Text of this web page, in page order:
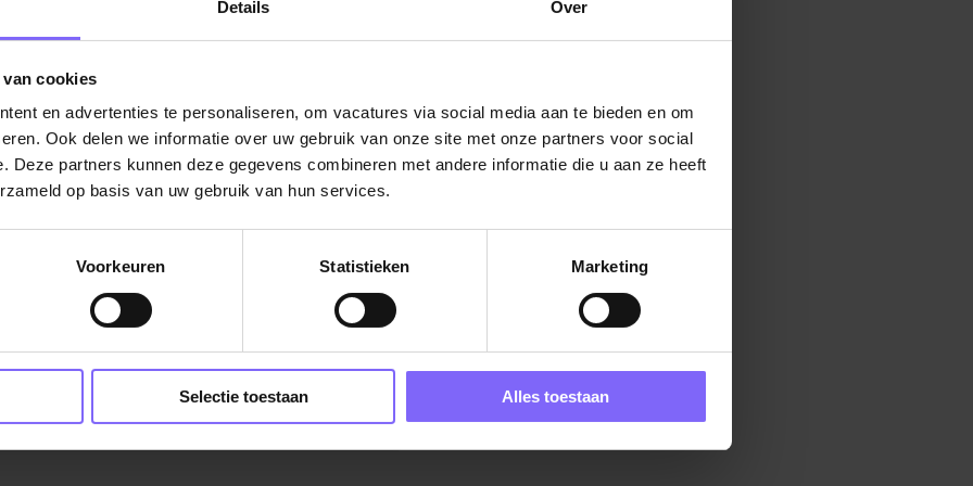
Details Over
cookies
en advertenties te personaliseren, om vacatures via social media aan te bieden en om
Ook delen we informatie over uw gebruik van onze site met onze partners voor social
Deze partners kunnen deze gegevens combineren met andere informatie die u aan ze heeft
op basis van uw gebruik van hun services.
Voorkeuren Statistieken Marketing
Selectie toestaan Alles toestaan
EN Duits
Planon is een pre
dit de juiste baan voor jou is, upload dan
Sales vacatures in Limburg Vacatures makelaar|
verkoop